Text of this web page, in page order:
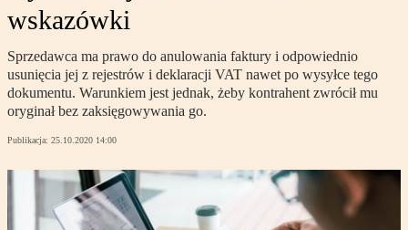
wskazówki
Sprzedawca ma prawo do anulowania faktury i odpowiednio
usunięcia jej z rejestrów i deklaracji VAT nawet po wysyłce tego
dokumentu. Warunkiem jest jednak, żeby kontrahent zwrócił mu
oryginał bez zaksięgowywania go.
Publikacja: 25.10.2020 14:00